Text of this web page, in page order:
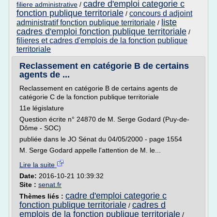
filiere administrative / cadre d'emploi categorie c
fonction publique territoriale / concours d adjoint
administratif fonction publique territoriale / liste
cadres d'emploi fonction publique territoriale /
filieres et cadres d'emplois de la fonction publique
territoriale
Reclassement en catégorie B de certains
agents de ...
Reclassement en catégorie B de certains agents de
catégorie C de la fonction publique territoriale
11e législature
Question écrite n° 24870 de M. Serge Godard (Puy-de-
Dôme - SOC)
publiée dans le JO Sénat du 04/05/2000 - page 1554
M. Serge Godard appelle l'attention de M. le...
Lire la suite
Date: 2016-10-21 10:39:32
Site : senat.fr
Thèmes liés : cadre d'emploi categorie c
fonction publique territoriale / cadres d
emplois de la fonction publique territoriale /